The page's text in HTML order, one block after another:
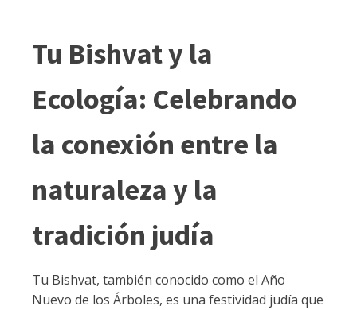
Tu Bishvat y la
Ecología: Celebrando
la conexión entre la
naturaleza y la
tradición judía
Tu Bishvat, también conocido como el Año
Nuevo de los Árboles, es una festividad judía que